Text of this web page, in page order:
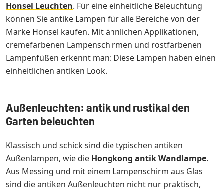
Honsel Leuchten. Für eine einheitliche Beleuchtung
können Sie antike Lampen für alle Bereiche von der
Marke Honsel kaufen. Mit ähnlichen Applikationen,
cremefarbenen Lampenschirmen und rostfarbenen
Lampenfüßen erkennt man: Diese Lampen haben einen
einheitlichen antiken Look.
Außenleuchten: antik und rustikal den
Garten beleuchten
Klassisch und schick sind die typischen antiken
Außenlampen, wie die Hongkong antik Wandlampe.
Aus Messing und mit einem Lampenschirm aus Glas
sind die antiken Außenleuchten nicht nur praktisch,